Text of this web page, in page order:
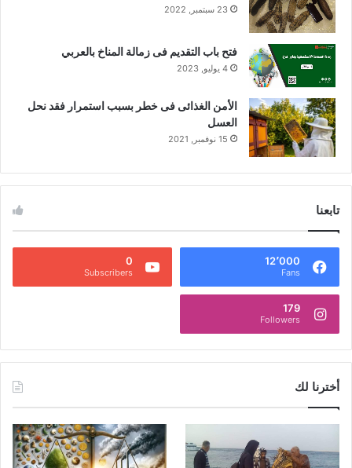
23 سبتمبر, 2022
فتح باب التقديم فى زمالة المناخ بالعربي
4 يوليو, 2023
الأمن الغذائى فى خطر بسبب استمرار فقد نحل
العسل
15 نوفمبر, 2021
تابعنا
12٬000
Fans
0
Subscribers
179
Followers
أخترنا لك